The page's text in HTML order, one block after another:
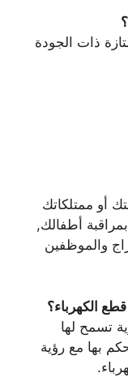
ذات الجودة
أو ممتلكاتك
أطفالك,
والموظفين
الكهرباء؟
تسمح لها
بها مع رؤية